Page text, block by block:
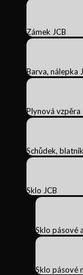
Zámek JCB
Barva, nálepka
Plynová vzpěra
Schůdek,
Sklo JCB
Sklo pásové
Sklo pásové